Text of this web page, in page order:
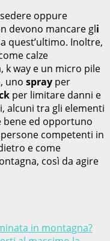
oppure
devono mancare gli
quest’ultimo. Inoltre,
calze
k way e un micro pile
uno spray per
per limitare danni e
alcuni tra gli elementi
bene ed opportuno
competenti in
e come
così da agire
in montagna?